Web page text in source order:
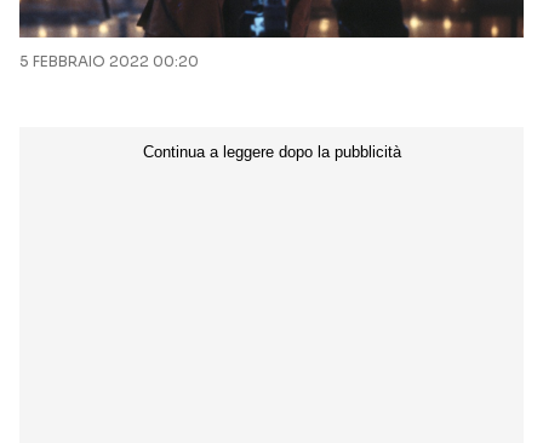
5 FEBBRAIO 2022 00:20